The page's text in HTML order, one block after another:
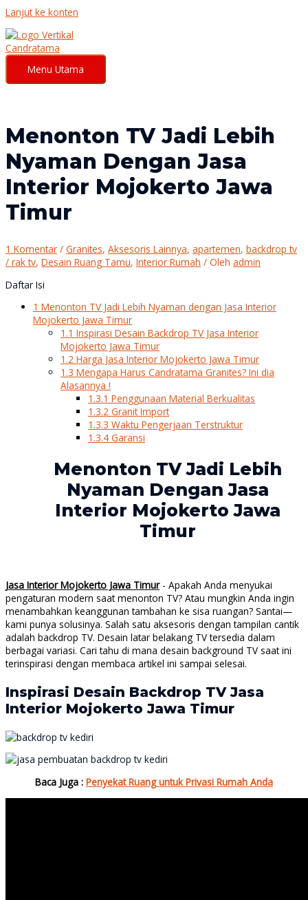
Lanjut ke konten
Menu Utama
Menonton TV Jadi Lebih
Nyaman Dengan Jasa
Interior Mojokerto Jawa
Timur
1 Komentar / Granites, Aksesoris Lainnya, apartemen, backdrop tv
/ rak tv, Desain Ruang Tamu, Interior Rumah / Oleh admin
Daftar Isi
1 Menonton TV Jadi Lebih Nyaman dengan Jasa Interior
Mojokerto Jawa Timur
1.1 Inspirasi Desain Backdrop TV Jasa Interior
Mojokerto Jawa Timur
1.2 Harga Jasa Interior Mojokerto Jawa Timur
1.3 Mengapa Harus Candratama Granites? Ini dia
Alasannya !
1.3.1 Penggunaan Material Berkualitas
1.3.2 Granit Import
1.3.3 Waktu Pengerjaan Terstruktur
1.3.4 Garansi
Menonton TV Jadi Lebih
Nyaman Dengan Jasa
Interior Mojokerto Jawa
Timur
Jasa Interior Mojokerto Jawa Timur- Apakah Anda menyukai
pengaturan modern saat menonton TV? Atau mungkin Anda ingin
menambahkan keanggunan tambahan ke sisa ruangan? Santai—
kami punya solusinya. Salah satu aksesoris dengan tampilan cantik
adalah backdrop TV. Desain latar belakang TV tersedia dalam
berbagai variasi. Cari tahu di mana desain background TV saat ini
terinspirasi dengan membaca artikel ini sampai selesai.
Inspirasi Desain Backdrop TV Jasa
Interior Mojokerto Jawa Timur
Baca Juga : Penyekat Ruang untuk Privasi Rumah Anda